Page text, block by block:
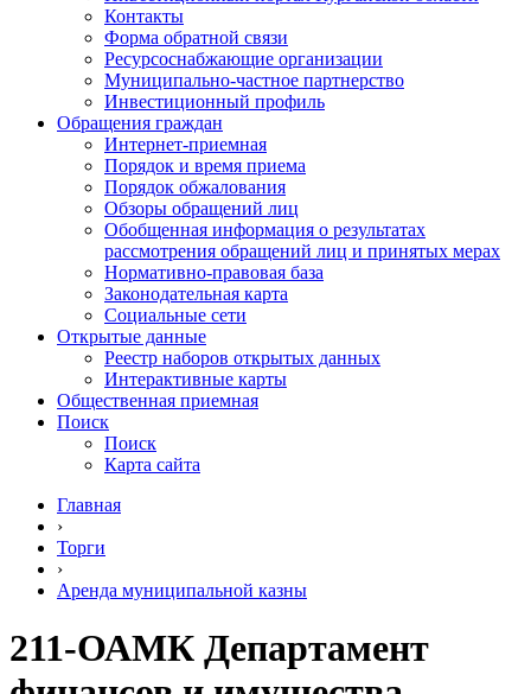
Контакты
Форма обратной связи
Ресурсоснабжающие организации
Муниципально-частное партнерство
Инвестиционный профиль
Обращения граждан
Интернет-приемная
Порядок и время приема
Порядок обжалования
Обзоры обращений лиц
Обобщенная информация о результатах
рассмотрения обращений лиц и принятых мерах
Нормативно-правовая база
Законодательная карта
Социальные сети
Открытые данные
Реестр наборов открытых данных
Интерактивные карты
Общественная приемная
Поиск
Поиск
Карта сайта
Главная
›
Торги
›
Аренда муниципальной казны
211-ОАМК Департамент